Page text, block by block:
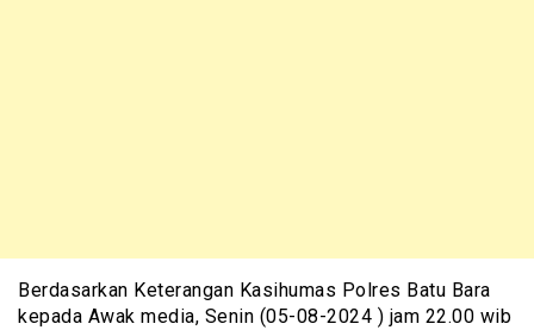
Berdasarkan Keterangan Kasihumas Polres Batu Bara
kepada Awak media, Senin (05-08-2024 ) jam 22.00 wib